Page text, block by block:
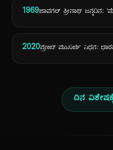
1969ಜಾವಗಲ್ ಶ್ರೀನಾಥ್ ಜನ್ಮದಿನ:
2020ಪ್ರಣಬ್ ಮುಖರ್ಜಿ ನಿಧನ:
ದಿನ